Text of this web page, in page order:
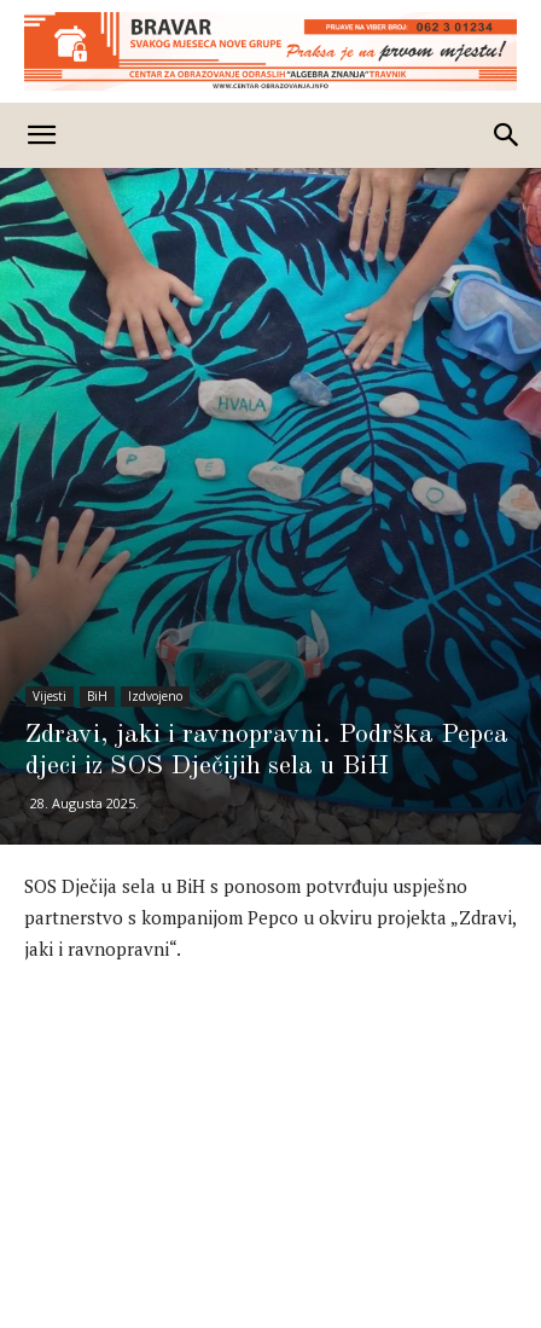
Vijesti BiH Izdvojeno
Zdravi, jaki i ravnopravni. Podrška Pepca
djeci iz SOS Dječijih sela u BiH
28. Augusta 2025.
SOS Dječija sela u BiH s ponosom potvrđuju uspješno
partnerstvo s kompanijom Pepco u okviru projekta „Zdravi,
jaki i ravnopravni“.